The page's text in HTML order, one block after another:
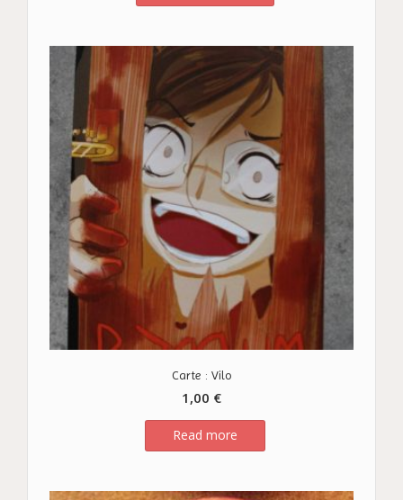
Carte : Vilo
1,00 €
Read more